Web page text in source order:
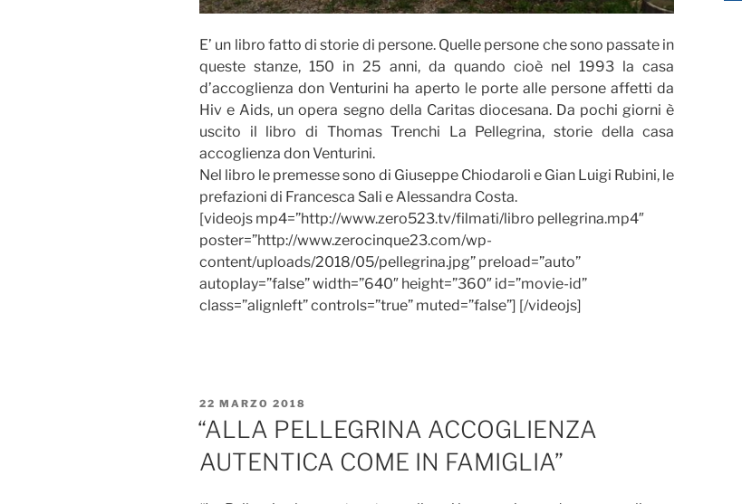
E’ un libro fatto di storie di persone. Quelle persone che sono passate in
queste stanze, 150 in 25 anni, da quando cioè nel 1993 la casa
d’accoglienza don Venturini ha aperto le porte alle persone affetti da
Hiv e Aids, un opera segno della Caritas diocesana. Da pochi giorni è
uscito il libro di Thomas Trenchi La Pellegrina, storie della casa
accoglienza don Venturini.
Nel libro le premesse sono di Giuseppe Chiodaroli e Gian Luigi Rubini, le
prefazioni di Francesca Sali e Alessandra Costa.
[videojs mp4=”http://www.zero523.tv/filmati/libro pellegrina.mp4″
poster=”http://www.zerocinque23.com/wp-
content/uploads/2018/05/pellegrina.jpg” preload=”auto”
autoplay=”false” width=”640″ height=”360″ id=”movie-id”
class=”alignleft” controls=”true” muted=”false”] [/videojs]
PUBBLICATO
IL
22 MARZO 2018
“ALLA PELLEGRINA ACCOGLIENZA
AUTENTICA COME IN FAMIGLIA”